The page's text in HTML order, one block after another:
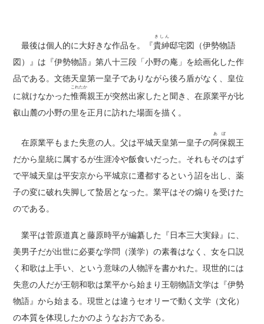
最後は個人的に大好きな作品を。『貴紳
きしん
邸宅図（伊勢物語
図）』は『伊勢物語』第八十三段「小野の庵」を絵画化した作
品である。文徳天皇第一皇子でありながら後ろ盾がなく、皇位
に就けなかった惟喬
これたか
親王が突然出家したと聞き、在原業平が比
叡山麓の小野の里を正月に訪れた場面を描く。
在原業平もまた失意の人。父は平城天皇第一皇子の阿保
あぼ
親王
だから皇統に属するが生涯冷や飯食いだった。それもそのはず
で平城天皇は平安京から平城京に遷都するという詔を出し、薬
子の変に破れ失脚して蟄居となった。業平はその煽りを受けた
のである。
業平は菅原道真と藤原時平が編纂した『日本三大実録』に、
美男子だが出世に必要な学問（漢学）の素養はなく、女を口説
く和歌は上手い、という意味の人物評を書かれた。現世的には
失意の人だが王朝和歌は業平から始まり王朝物語文学は『伊勢
物語』から始まる。現世とは違うセオリーで動く文学（文化）
の本質を体現したかのようなお方である。